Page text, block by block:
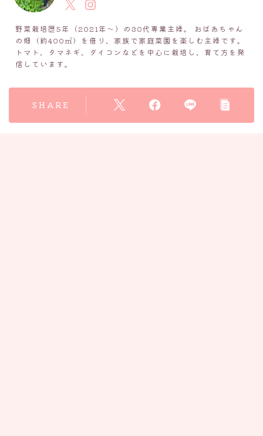
野菜栽培歴5年（2021年～）の30代専業主婦。 おばあちゃん
の畑（約400㎡）を借り、家族で家庭菜園を楽しむ主婦です。
トマト、タマネギ、ダイコンなどを中心に栽培し、育て方を発
信しています。
SHARE